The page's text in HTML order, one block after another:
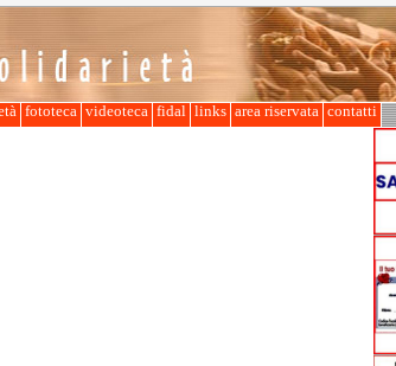
fototeca videoteca fidal links area riservata contatti